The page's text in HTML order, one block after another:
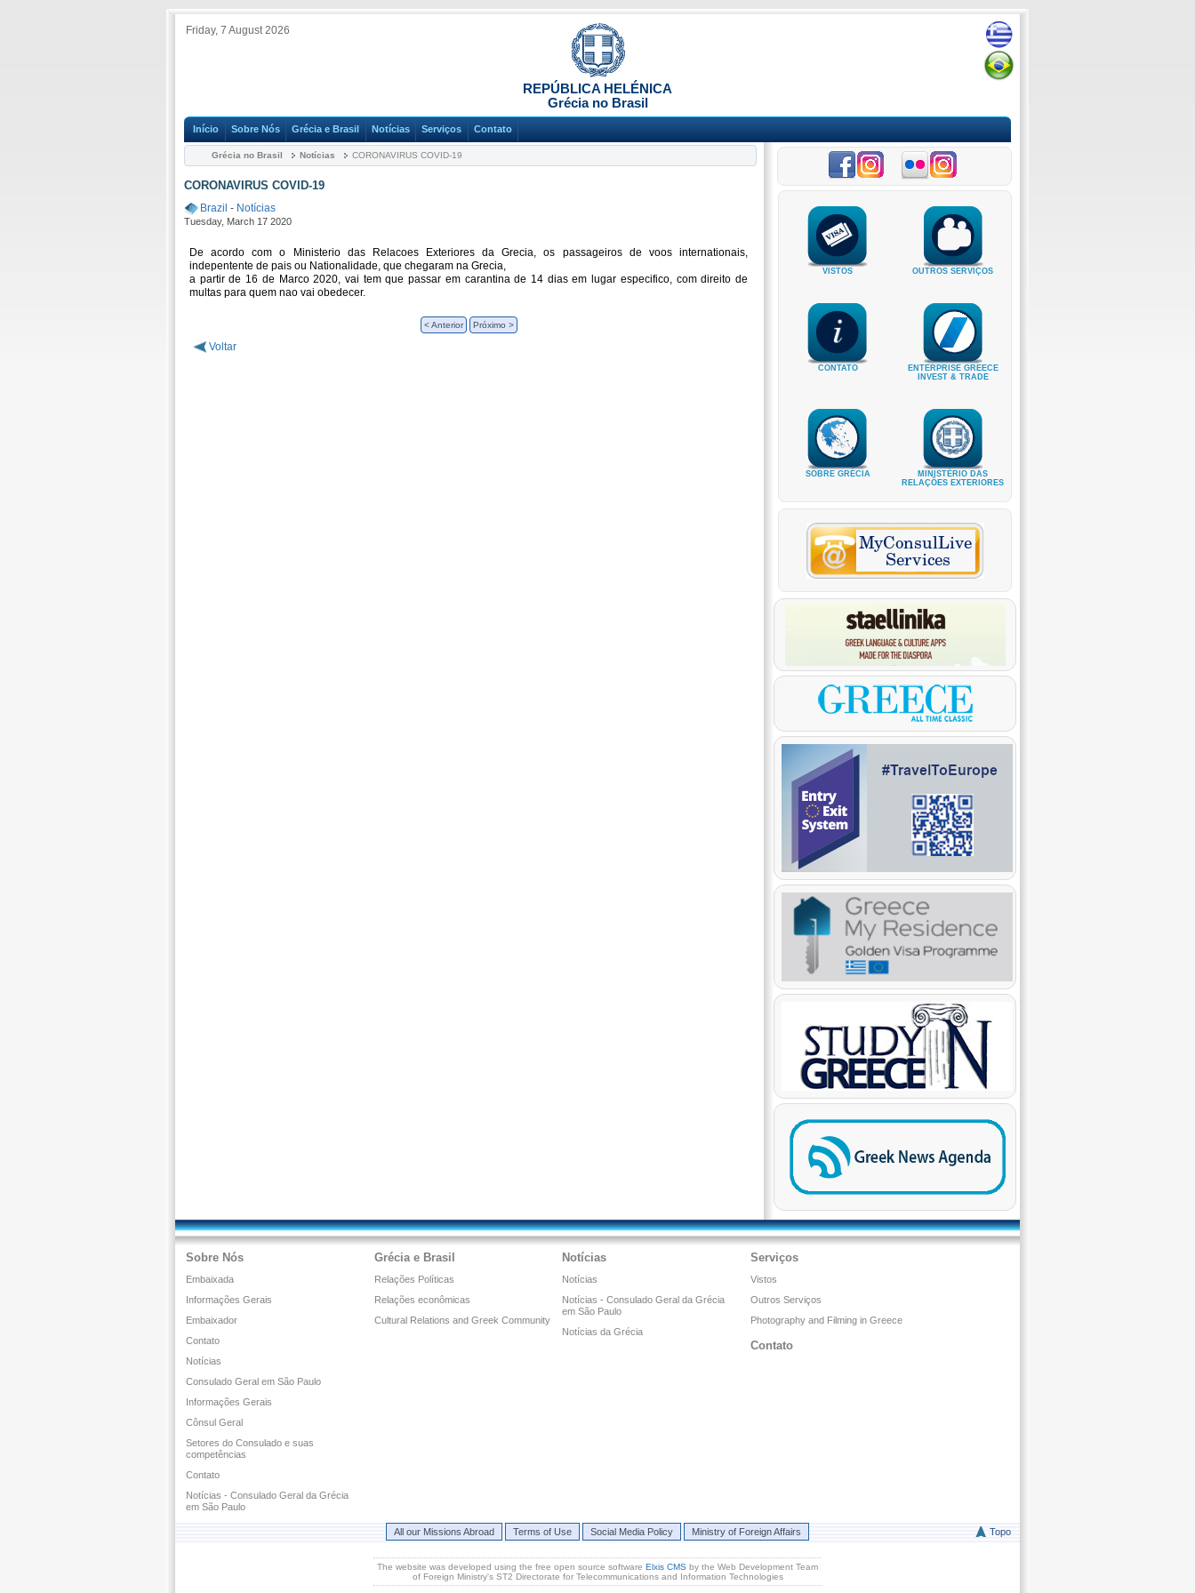
Friday, 7 August 2026
REPÚBLICA HELÉNICA
Grécia no Brasil
Início Sobre Nós Grécia e Brasil Notícias Serviços Contato
Grécia no Brasil Notícias CORONAVIRUS COVID-19
CORONAVIRUS COVID-19
Brazil - Notícias
Tuesday, March 17 2020
De acordo com o Ministerio das Relacoes Exteriores da Grecia, os passageiros de voos internationais,
indepentente de pais ou Nationalidade, que chegaram na Grecia,
a partir de 16 de Marco 2020, vai tem que passar em carantina de 14 dias em lugar especifico, com direito de
multas para quem nao vai obedecer.
< Anterior Próximo >
Voltar
VISTOS OUTROS SERVIÇOS
CONTATO
ENTERPRISE GREECE
INVEST & TRADE
SOBRE GRÉCIA
MINISTÉRIO DAS
RELAÇÕES EXTERIORES
Sobre Nós
Embaixada
Informações Gerais
Embaixador
Contato
Notícias
Consulado Geral em São Paulo
Informações Gerais
Cônsul Geral
Setores do Consulado e suas
competências
Contato
Notícias - Consulado Geral da Grécia
em São Paulo
Grécia e Brasil
Relações Políticas
Relações econômicas
Cultural Relations and Greek Community
Notícias
Notícias
Notícias - Consulado Geral da Grécia
em São Paulo
Notícias da Grécia
Serviços
Vistos
Outros Serviços
Photography and Filming in Greece
Contato
All our Missions Abroad Terms of Use Social Media Policy Ministry of Foreign Affairs Topo
The website was developed using the free open source software Elxis CMS by the Web Development Team
of Foreign Ministry's ST2 Directorate for Telecommunications and Information Technologies